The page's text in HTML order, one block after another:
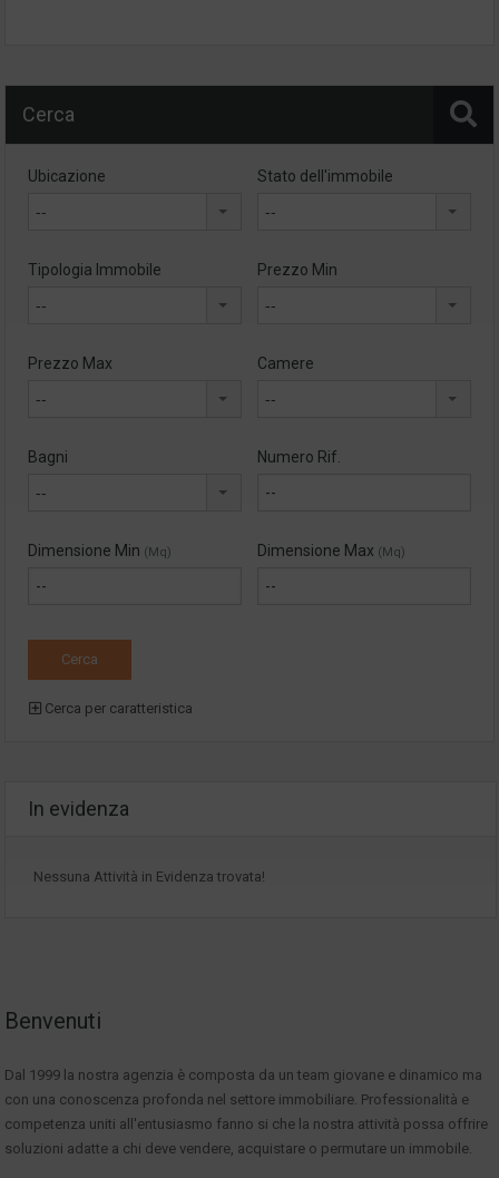
Cerca
Ubicazione
--
Stato dell'immobile
--
Tipologia Immobile
--
Prezzo Min
--
Prezzo Max
--
Camere
--
Bagni
--
Numero Rif.
Dimensione Min (Mq) Dimensione Max (Mq)
Cerca per caratteristica
In evidenza
Nessuna Attività in Evidenza trovata!
Benvenuti
Dal 1999 la nostra agenzia è composta da un team giovane e dinamico ma
con una conoscenza profonda nel settore immobiliare. Professionalità e
competenza uniti all'entusiasmo fanno si che la nostra attività possa offrire
soluzioni adatte a chi deve vendere, acquistare o permutare un immobile.